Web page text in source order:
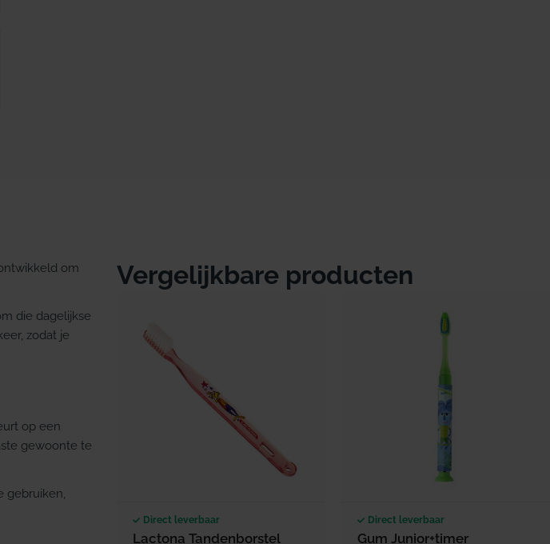
Zendium Tandpasta Junior 5-12 jaar
verhogen voor Zendium Tandpasta Junior 5-12 jaar
om
die dagelijkse
zodat je
op een
gewoonte te
gebruiken,
Vergelijkbare producten
Direct leverbaar
Lactona Tandenborstel
Direct leverbaar
Gum Junior+timer